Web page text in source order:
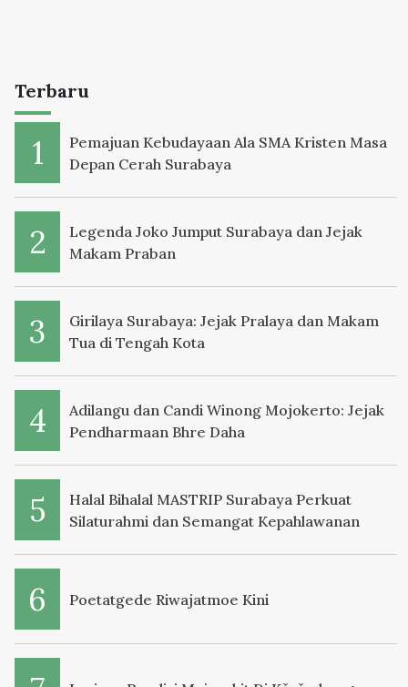
Terbaru
Pemajuan Kebudayaan Ala SMA Kristen Masa
Depan Cerah Surabaya
Legenda Joko Jumput Surabaya dan Jejak
Makam Praban
Girilaya Surabaya: Jejak Pralaya dan Makam
Tua di Tengah Kota
Adilangu dan Candi Winong Mojokerto: Jejak
Pendharmaan Bhre Daha
Halal Bihalal MASTRIP Surabaya Perkuat
Silaturahmi dan Semangat Kepahlawanan
Poetatgede Riwajatmoe Kini